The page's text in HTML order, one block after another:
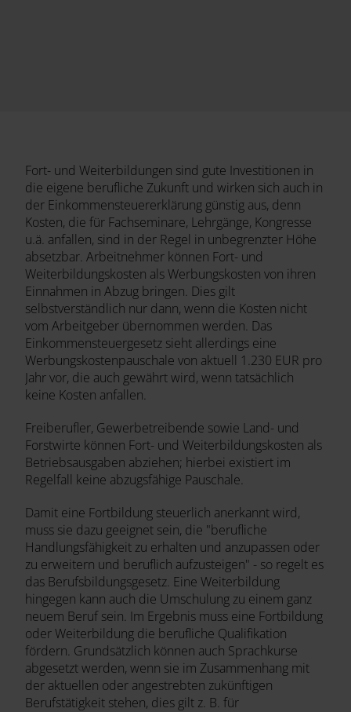
Fort- und Weiterbildungen sind gute Investitionen in
die eigene berufliche Zukunft und wirken sich auch in
der Einkommensteuererklärung günstig aus, denn
Kosten, die für Fachseminare, Lehrgänge, Kongresse
u.ä. anfallen, sind in der Regel in unbegrenzter Höhe
absetzbar. Arbeitnehmer können Fort- und
Weiterbildungskosten als Werbungskosten von ihren
Einnahmen in Abzug bringen. Dies gilt
selbstverständlich nur dann, wenn die Kosten nicht
vom Arbeitgeber übernommen werden. Das
Einkommensteuergesetz sieht allerdings eine
Werbungskostenpauschale von aktuell 1.230 EUR pro
Jahr vor, die auch gewährt wird, wenn tatsächlich
keine Kosten anfallen.
Freiberufler, Gewerbetreibende sowie Land- und
Forstwirte können Fort- und Weiterbildungskosten als
Betriebsausgaben abziehen; hierbei existiert im
Regelfall keine abzugsfähige Pauschale.
Damit eine Fortbildung steuerlich anerkannt wird,
muss sie dazu geeignet sein, die "berufliche
Handlungsfähigkeit zu erhalten und anzupassen oder
zu erweitern und beruflich aufzusteigen" - so regelt es
das Berufsbildungsgesetz. Eine Weiterbildung
hingegen kann auch die Umschulung zu einem ganz
neuem Beruf sein. Im Ergebnis muss eine Fortbildung
oder Weiterbildung die berufliche Qualifikation
fördern. Grundsätzlich können auch Sprachkurse
abgesetzt werden, wenn sie im Zusammenhang mit
der aktuellen oder angestrebten zukünftigen
Berufstätigkeit stehen, dies gilt z. B. für